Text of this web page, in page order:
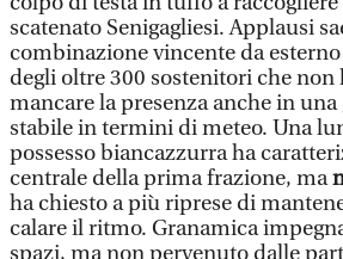
scatenato Senigagliesi. Applausi
combinazione vincente da
degli oltre 300 sostenitori che non
mancare la presenza anche in
stabile in termini di meteo. Una
possesso biancazzurra ha
centrale della prima frazione, ma
ha chiesto a più riprese di
calare il ritmo. Granamica
spazi, ma non pervenuto dalle